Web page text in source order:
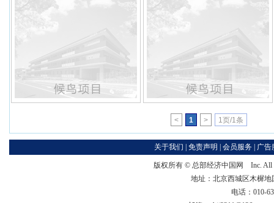
< 1 > 1页/1条
关于我们 免责声明 会员服务 广告
版权所有 © 总部经济中国网
Inc. All
地址：北京西城区木樨
电话：010-